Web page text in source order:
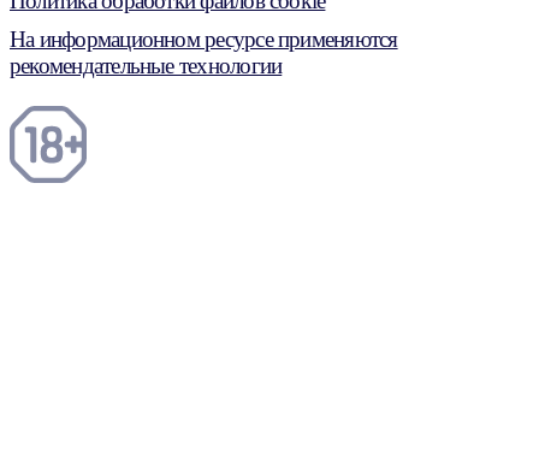
На информационном ресурсе применяются
рекомендательные технологии